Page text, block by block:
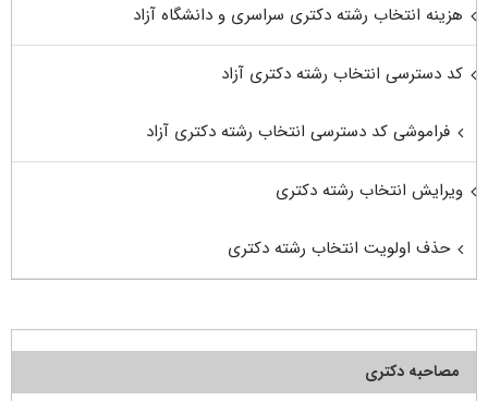
هزینه انتخاب رشته دکتری سراسری و دانشگاه آزاد
کد دسترسی انتخاب رشته دکتری آزاد
فراموشی کد دسترسی انتخاب رشته دکتری آزاد
ویرایش انتخاب رشته دکتری
حذف اولویت انتخاب رشته دکتری
مصاحبه دکتری